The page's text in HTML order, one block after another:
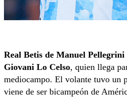
Real Betis de Manuel
Giovani Lo Celso, quien llega
mediocampo. El volante tuvo un
viene de ser bicampeón de